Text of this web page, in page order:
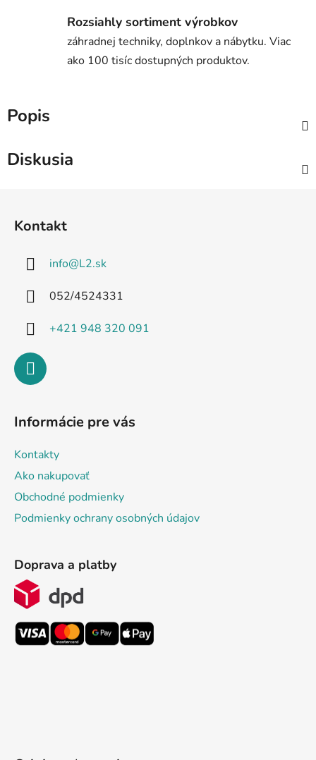
Rozsiahly sortiment výrobkov
záhradnej techniky, doplnkov a nábytku. Viac
ako 100 tisíc dostupných produktov.
Popis
Diskusia
Kontakt
info@L2.sk
052/4524331
+421 948 320 091
Informácie pre vás
Kontakty
Ako nakupovať
Obchodné podmienky
Podmienky ochrany osobných údajov
Doprava a platby